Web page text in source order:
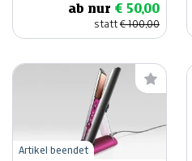
ab nur € 50,00
statt€ 100,00
Artikel beendet